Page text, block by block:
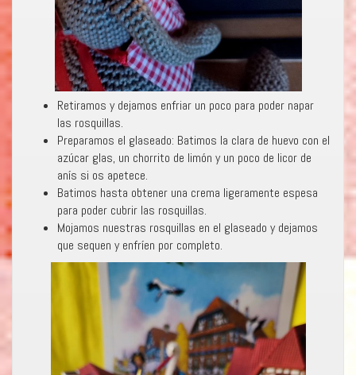
Retiramos y dejamos enfriar un poco para poder napar
las rosquillas.
Preparamos el glaseado: Batimos la clara de huevo con el
azúcar glas, un chorrito de limón y un poco de licor de
anís si os apetece.
Batimos hasta obtener una crema ligeramente espesa
para poder cubrir las rosquillas.
Mojamos nuestras rosquillas en el glaseado y dejamos
que sequen y enfríen por completo.